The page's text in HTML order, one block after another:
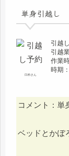
単身引越し
臼杵さん
引越
引越
作業
時期
コメント：単
ベッドとかぼ